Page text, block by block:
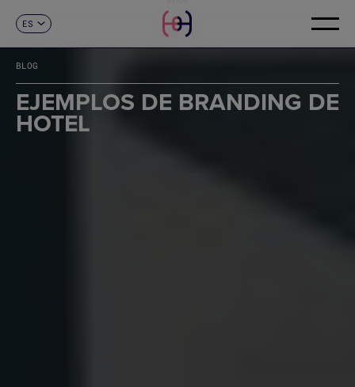
ES
FR
DE
IT
PT
CONTACTO
BLOG
EJEMPLOS DE BRANDING DE
HOTEL